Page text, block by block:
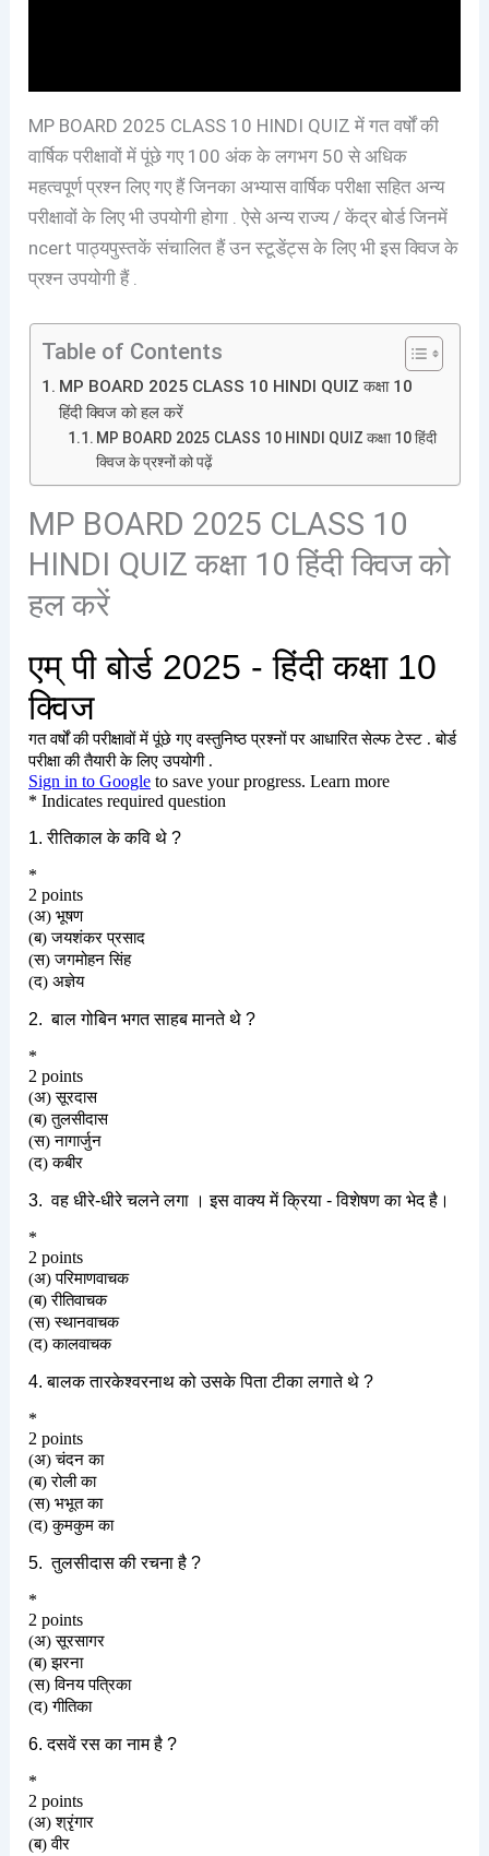
MP BOARD 2025 CLASS 10 HINDI QUIZ में गत वर्षों की
वार्षिक परीक्षावों में पूंछे गए 100 अंक के लगभग 50 से अधिक
महत्वपूर्ण प्रश्न लिए गए हैं जिनका अभ्यास वार्षिक परीक्षा सहित अन्य
परीक्षावों के लिए भी उपयोगी होगा . ऐसे अन्य राज्य / केंद्र बोर्ड जिनमें
ncert पाठ्यपुस्तकें संचालित हैं उन स्टूडेंट्स के लिए भी इस क्विज के
प्रश्न उपयोगी हैं .
Table of Contents
MP BOARD 2025 CLASS 10 HINDI QUIZ कक्षा 10
हिंदी क्विज को हल करें
MP BOARD 2025 CLASS 10 HINDI QUIZ कक्षा 10 हिंदी
क्विज के प्रश्नों को पढ़ें
MP BOARD 2025 CLASS 10
HINDI QUIZ कक्षा 10 हिंदी क्विज को
हल करें